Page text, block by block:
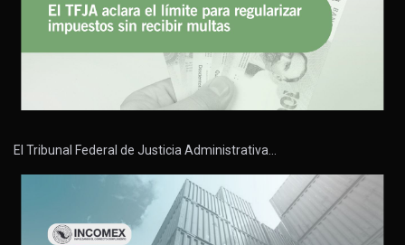
El Tribunal Federal de Justicia Administrativa…